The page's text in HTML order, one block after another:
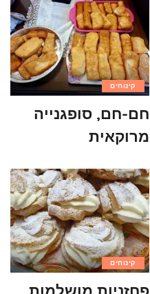
קינוחים
חם-חם, סופגנייה
מרוקאית
קינוחים